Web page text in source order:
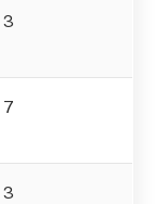
3
7
3